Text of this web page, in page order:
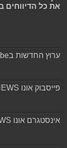
את כל הדיווחים
ערוץ החדשות בyou tube
פייסבוק אונו NEWS
אינסטגרם אונו NEWS